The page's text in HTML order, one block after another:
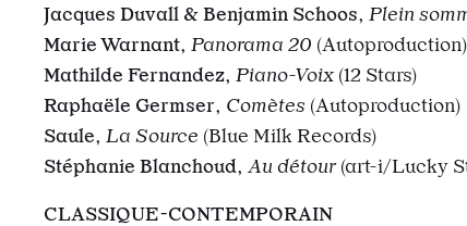
Jacques Duvall & Benjamin Schoos, Plein
Marie Warnant, Panorama 20 (Autoproduction)
Mathilde Fernandez, Piano-Voix (12 Stars)
Raphaële Germser, Comètes (Autoproduction)
Saule, La Source (Blue Milk Records)
Stéphanie Blanchoud, Au détour(art-i/Lucky
CLASSIQUE-CONTEMPORAIN